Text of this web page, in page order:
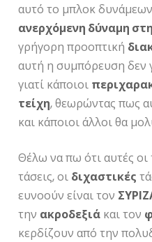
αυτό το μπλοκ
ανερχόμενη δύναμη
γρήγορη προοπτική
αυτή η συμπόρευση δεν
γιατί κάποιοι
τείχη, θεωρώντας πως
και κάποιοι άλλοι θα
Θέλω να πω ότι αυτές οι
τάσεις, οι διχαστικές
ευνοούν είναι τον
την ακροδεξιά και τον
κερδίζουν από την